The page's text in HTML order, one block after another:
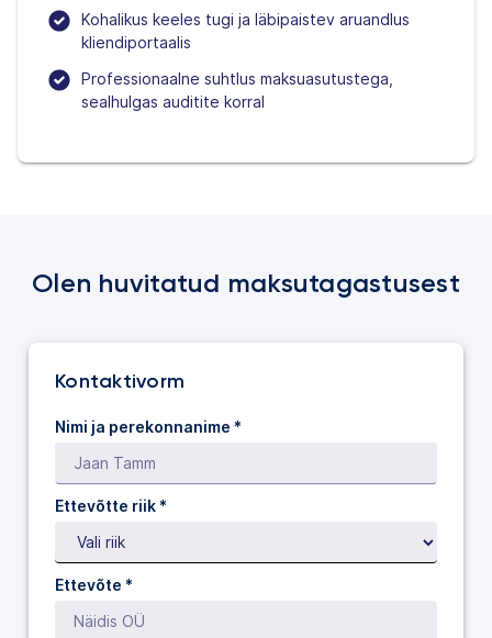
Kohalikus keeles tugi ja läbipaistev aruandlus
kliendiportaalis
Professionaalne suhtlus maksuasutustega,
sealhulgas auditite korral
Olen huvitatud maksutagastusest
Kontaktivorm
Nimi ja perekonnanime *
Ettevõtte riik *
Ettevõte *